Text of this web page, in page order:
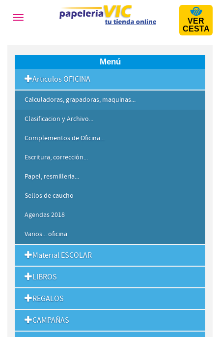
Toggle
VER
CESTA
Menú
Articulos OFICINA
Calculadoras, grapadoras, maquinas...
Clasificacion y Archivo...
Complementos de Oficina...
Escritura, corrección...
Papel, resmilleria...
Sellos de caucho
Agendas 2018
Varios... oficina
Material ESCOLAR
LIBROS
REGALOS
CAMPAÑAS